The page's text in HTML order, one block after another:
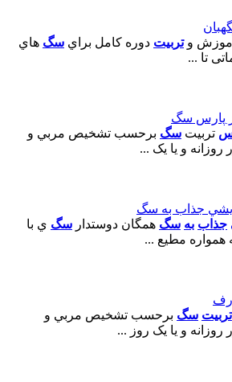
آموزش وتربيت دوره کامل براي سگ هاي
تا ...
پارس سگ
تربيت سگ برحسب تشخيص مربي و
و يا يک ...
جذاب به سگ
جذاب به سگ همگان دوستدار سگ ي با
همواره مطيع ...
تربيت سگ برحسب تشخيص مربي و
و يا يک روز ...